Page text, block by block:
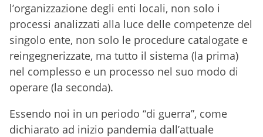
l’organizzazione degli enti locali, non solo i
processi analizzati alla luce delle competenze del
singolo ente, non solo le procedure catalogate e
reingegnerizzate, ma tutto il sistema (la prima)
nel complesso e un processo nel suo modo di
operare (la seconda).
Essendo noi in un periodo “di guerra”, come
dichiarato ad inizio pandemia dall’attuale